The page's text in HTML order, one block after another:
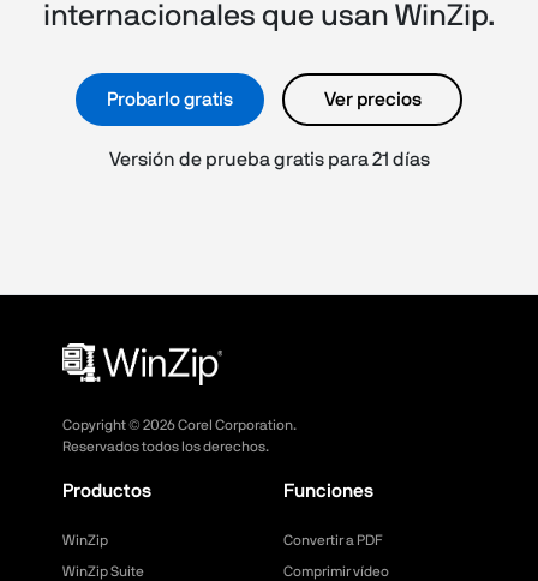
internacionales que usan WinZip.
Probarlo gratis Ver precios
Versión de prueba gratis para 21 días
Copyright © 2026Corel Corporation.
Reservados todos los derechos.
Productos
WinZip
WinZip Suite
Funciones
Convertir a PDF
Comprimir vídeo